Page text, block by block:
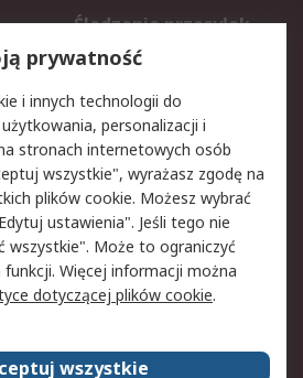
Śledzenie przesyłek
Rejestracja
Polityka dotycząca
plików cookie
Użytkowanie witryny
Warunki Sprzedaży
Kontakt
prywatność
i innych technologii do
personalizacji i
stronach internetowych osób
wszystkie", wyrażasz zgodę na
plików cookie. Możesz wybrać
ustawienia". Jeśli tego nie
wszystkie". Może to ograniczyć
Więcej informacji można
dotyczącej plików cookie.
wszystkie